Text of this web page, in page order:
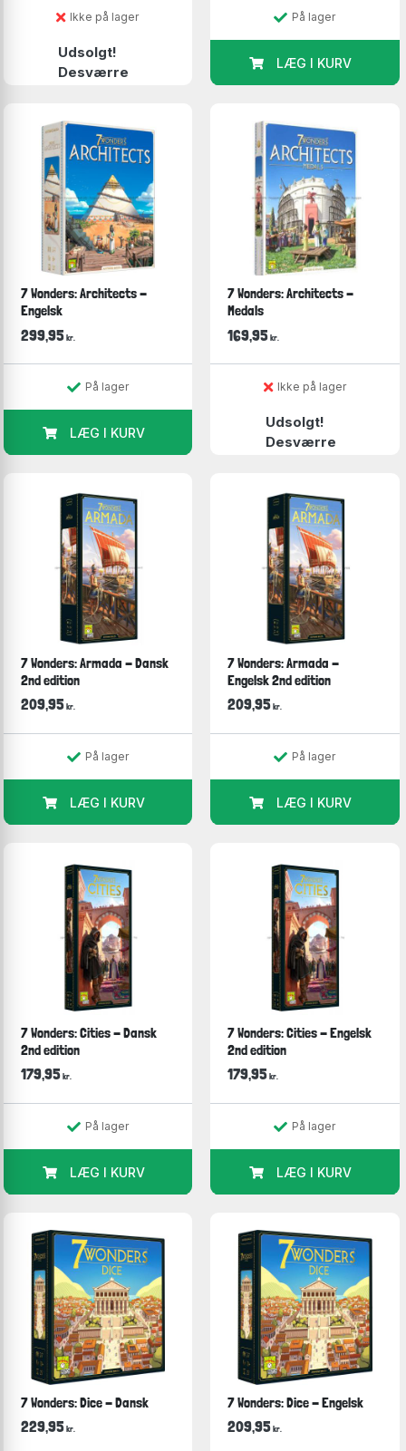
Ikke på lager
Udsolgt!
Desværre
På lager
LÆG I KURV
7 Wonders: Architects -
Engelsk
299,95 kr.
På lager
LÆG I KURV
7 Wonders: Architects -
Medals
169,95kr.
Ikke på lager
Udsolgt!
Desværre
7 Wonders: Armada - Dansk
2nd edition
209,95 kr.
På lager
LÆG I KURV
7 Wonders: Armada -
Engelsk 2nd edition
209,95 kr.
På lager
LÆG I KURV
7 Wonders: Cities - Dansk
2nd edition
179,95 kr.
På lager
LÆG I KURV
7 Wonders: Cities - Engelsk
2nd edition
179,95kr.
På lager
LÆG I KURV
7 Wonders: Dice - Dansk
229,95 kr.
7 Wonders: Dice - Engelsk
209,95kr.